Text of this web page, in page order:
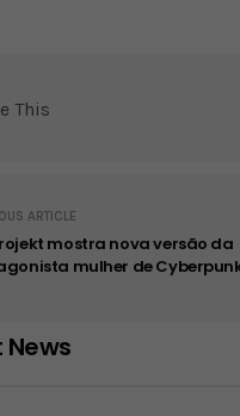
This
ARTICLE
mostra nova versão da
mulher de